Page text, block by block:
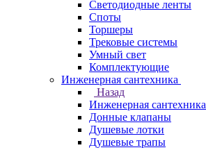
Светодиодные ленты
Споты
Торшеры
Трековые системы
Умный свет
Комплектующие
Инженерная сантехника
Назад
Инженерная сантехника
Донные клапаны
Душевые лотки
Душевые трапы